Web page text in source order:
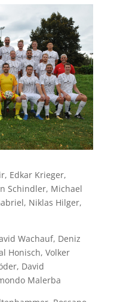
Edkar Krieger,
Schindler, Michael
Niklas Hilger,
Wachauf, Deniz
Honisch, Volker
David
Malerba